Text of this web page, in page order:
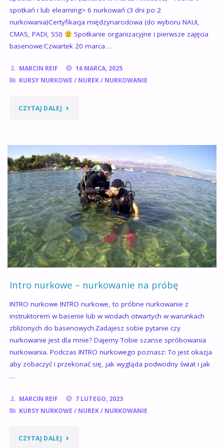
spotkań i lub elearning> 6 nurkowań (3 dni po 2
nurkowania)Certyfikacja międzynarodowa (do wyboru NAUI,
CMAS, PADI, SSI)
Spotkanie organizacyjne i pierwsze zajęcia
basenowe:Czwartek 20 marca …
MARCIN REIF
16 MARCA, 2025
KURSY NURKOWE / NUREK/ NURKOWANIE
CZYTAJ DALEJ"KURS
NA
STOPIEŃ
PODSTAWOWY
DLA
POCZĄTKUJĄCYCH:
20
MARCA
2025"
Intro nurkowe – nurkowanie na próbę
INTRO nurkowe INTRO nurkowe, to próbne nurkowanie z
instruktorem w basenie lub w wodach otwartych w warunkach
zbliżonych do basenowych.Zadajesz sobie pytanie czy
nurkowanie jest dla mnie? Dajemy Tobie szanse spróbowania
nurkowania. Podczas INTRO nurkowego poznasz: To jest okazja
aby zobaczyć i przekonać się, jak wygląda podwodny świat i jak
…
MARCIN REIF
7 LUTEGO, 2023
KURSY NURKOWE / NUREK/ NURKOWANIE
CZYTAJ DALEJ"INTRO